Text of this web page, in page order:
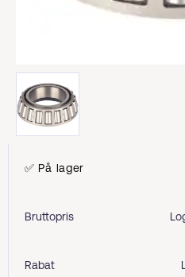
✅ På lager
Bruttopris
Rabat